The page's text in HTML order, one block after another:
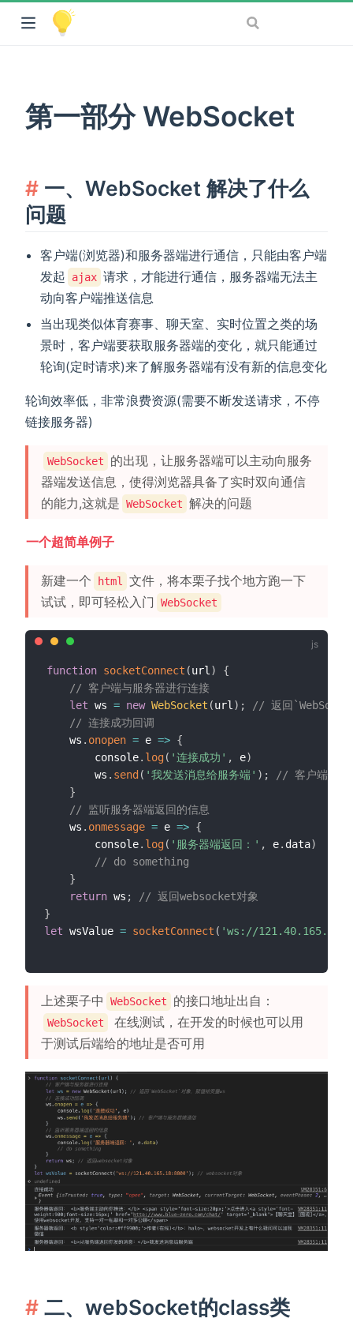
第一部分 WebSocket
一、WebSocket 解决了什么
问题
客户端(浏览器)和服务器端进行通信，只能由客户端
发起
ajax 请求，才能进行通信，服务器端无法主
动向客户端推送信息
当出现类似体育赛事、聊天室、实时位置之类的场
景时，客户端要获取服务器端的变化，就只能通过
轮询(定时请求)来了解服务器端有没有新的信息变化
轮询效率低，非常浪费资源(需要不断发送请求，不停
链接服务器)
WebSocket
的出现，让服务器端可以主动向服务
器端发送信息，使得浏览器具备了实时双向通信
的能力,这就是 WebSocket 解决的问题
一个超简单例子
新建一个 html
文件，将本栗子找个地方跑一下
试试，即可轻松入门
WebSocket
function socketConnect (url )
{
// 客户端与服务器进行连接
let ws = new WebSocket (url ) ;
// 返回
// 连接成功回调
    ws
. onopen = e => {
        console
. log( '连接成功' , e)
        ws
. send ( '我发送消息给服务端' ) ;
// 客户端与服
}
// 监听服务器端返回的信息
    ws
. onmessage = e => {
        console
. log( '服务器端返回：' , e. data)
// do something
}
return ws ;
// 返回websocket对象
}
let wsValue = socketConnect ( 'ws://
上述栗子中 WebSocket 的接口地址出自：
WebSocket
在线测试，在开发的时候也可以用
于测试后端给的地址是否可用
二、webSocket的class类